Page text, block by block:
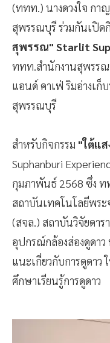
(ททท.) นางดวงใจ ก
สุพรรณบุรี ร่วมกันเปิด
สุพรรณ" Starlit
ททท.สำนักงานสุพรร
แอนด์ คาเฟ่ ริมอ่างเก็
สุพรรณบุรี
สำหรับกิจกรรม "ใต้แ
Suphanburi
กุมภาพันธ์ 2568 ซึ่ง
สถาบันเทคโนโลยีพระ
(สจล.) สถาบันวิจัยดาร
อุปกรณ์กล้องส่องดูดา
แนะเกี่ยวกับการดูดาว
ศึกษาเรียนรู้การดูดาว